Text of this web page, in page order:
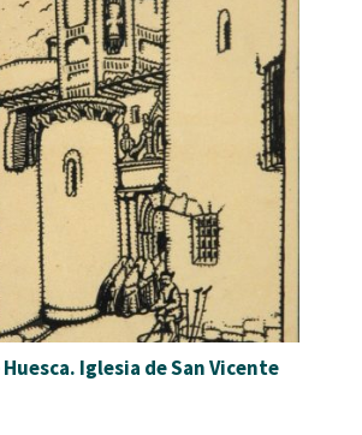
Iglesia de San Vicente